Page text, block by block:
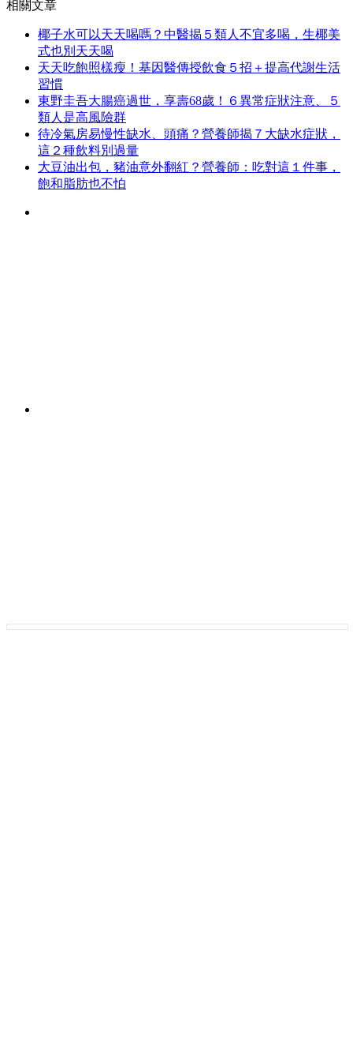
相關文章
椰子水可以天天喝嗎？中醫揭５類人不宜多喝，生椰美
式也別天天喝
天天吃飽照樣瘦！基因醫傳授飲食５招＋提高代謝生活
習慣
東野圭吾大腸癌過世，享壽68歲！６異常症狀注意、５
類人是高風險群
待冷氣房易慢性缺水、頭痛？營養師揭７大缺水症狀，
這２種飲料別過量
大豆油出包，豬油意外翻紅？營養師：吃對這１件事，
飽和脂肪也不怕